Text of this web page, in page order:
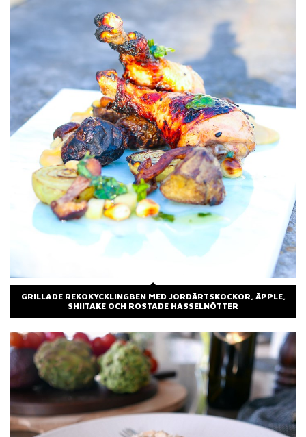
GRILLADE REKOKYCKLINGBEN MED JORDÄRTSKOCKOR, ÄPPLE,
SHIITAKE OCH ROSTADE HASSELNÖTTER